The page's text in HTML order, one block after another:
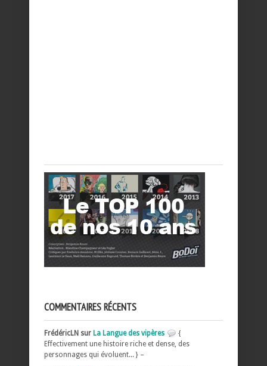
COMMENTAIRES RÉCENTS
FrédéricLN sur La Langue des vipères
{
Effectivement une histoire riche et dense, des
personnages qui évoluent... } –